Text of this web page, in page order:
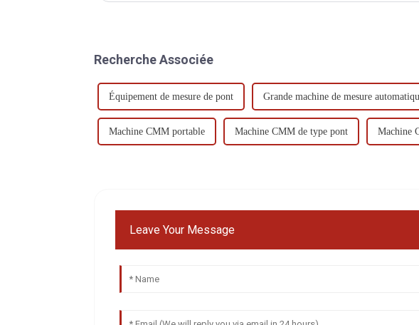
Recherche Associée
Équipement de mesure de pont Grande machine de mesure
Machine CMM portable Machine CMM de type pont Machine
Leave Your Message